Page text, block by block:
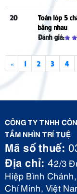
20
Toán lớp 5
bằng nhau
Đánh giá:
« 1 2 3 4
CÔNG TY TNHH
TẦM NHÌN TRÍ TUỆ
Mã số thuế:
Địa chỉ: 42/3
Hiệp Bình
Chí Minh, Việt